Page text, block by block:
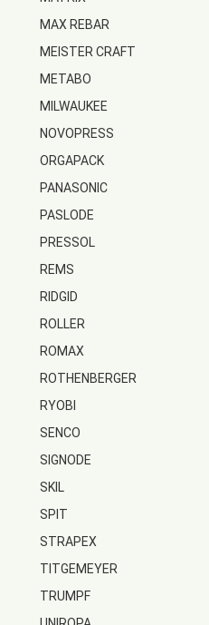
MAX REBAR
MEISTER CRAFT
METABO
MILWAUKEE
NOVOPRESS
ORGAPACK
PANASONIC
PASLODE
PRESSOL
REMS
RIDGID
ROLLER
ROMAX
ROTHENBERGER
RYOBI
SENCO
SIGNODE
SKIL
SPIT
STRAPEX
TITGEMEYER
TRUMPF